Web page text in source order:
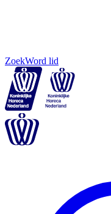
ZoekWord lid